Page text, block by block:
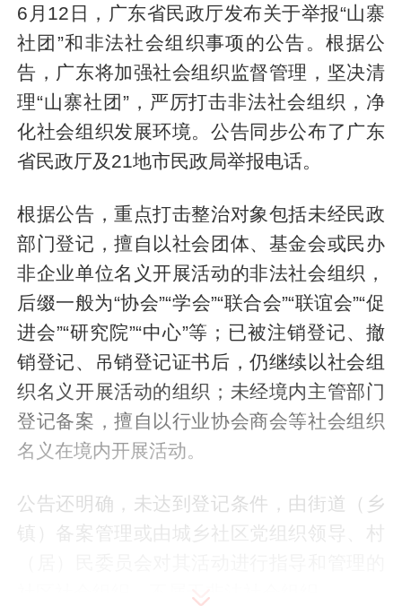
6月12日，广东省民政厅发布关于举报“山寨
社团”和非法社会组织事项的公告。根据公
告，广东将加强社会组织监督管理，坚决清
理“山寨社团”，严厉打击非法社会组织，净
化社会组织发展环境。公告同步公布了广东
省民政厅及21地市民政局举报电话。
根据公告，重点打击整治对象包括未经民政
部门登记，擅自以社会团体、基金会或民办
非企业单位名义开展活动的非法社会组织，
后缀一般为“协会”“学会”“联合会”“联谊会”“促
进会”“研究院”“中心”等；已被注销登记、撤
销登记、吊销登记证书后，仍继续以社会组
织名义开展活动的组织；未经境内主管部门
登记备案，擅自以行业协会商会等社会组织
名义在境内开展活动。
公告还明确，未达到登记条件，由街道（乡
镇）备案管理或由城乡社区党组织领导、村
社区社会组织，不属于非法社会组织。